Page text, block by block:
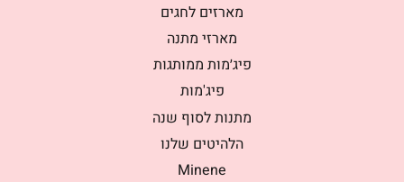
מארזים לחגים
מארזי מתנה
פיג׳מות ממותגות
פיג'מות
מתנות לסוף שנה
הלהיטים שלנו
Minene